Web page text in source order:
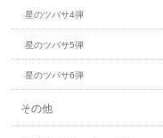
星のツバサ4弾
星のツバサ5弾
星のツバサ6弾
その他